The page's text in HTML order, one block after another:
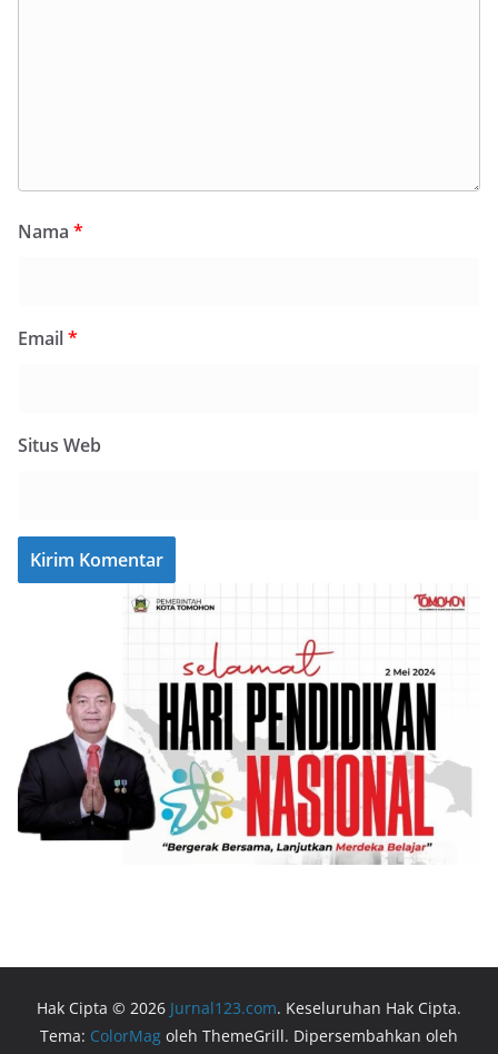
Nama *
Email*
Situs Web
Hak Cipta © 2026 Jurnal123.com. Keseluruhan Hak Cipta.
Tema: ColorMag oleh ThemeGrill. Dipersembahkan oleh